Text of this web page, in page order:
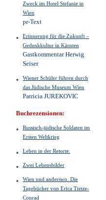
Zweck im Hotel Stefanie in
Wien
pr-Text
Erinnerung für die Zukunft –
Gedenkkultur in Kärnten
Gastkommentar Herwig
Seiser
Wiener Schüler führen durch
das Jüdische Museum Wien
Patricia JUREKOVIC
Buchrezensionen:
Russisch-jüdische Soldaten im
Ersten Weltkrieg
Leben in der Retorte.
Zwei Lebensbilder
Wien und anderswo. Die
Tagebücher von Erica Tietze-
Conrad